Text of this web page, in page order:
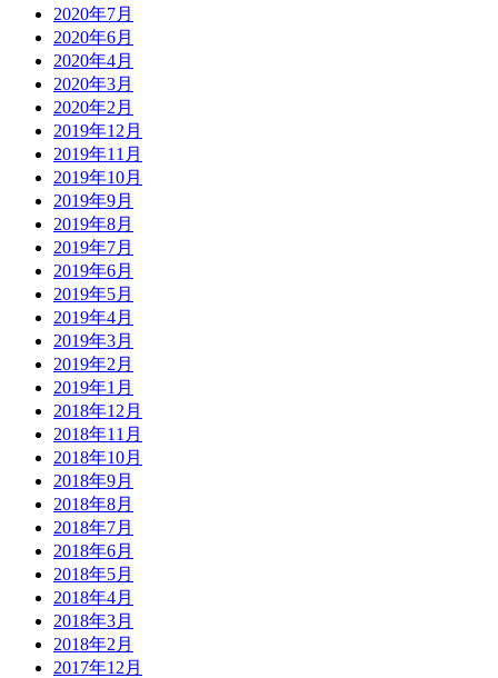
2020年7月
2020年6月
2020年4月
2020年3月
2020年2月
2019年12月
2019年11月
2019年10月
2019年9月
2019年8月
2019年7月
2019年6月
2019年5月
2019年4月
2019年3月
2019年2月
2019年1月
2018年12月
2018年11月
2018年10月
2018年9月
2018年8月
2018年7月
2018年6月
2018年5月
2018年4月
2018年3月
2018年2月
2017年12月